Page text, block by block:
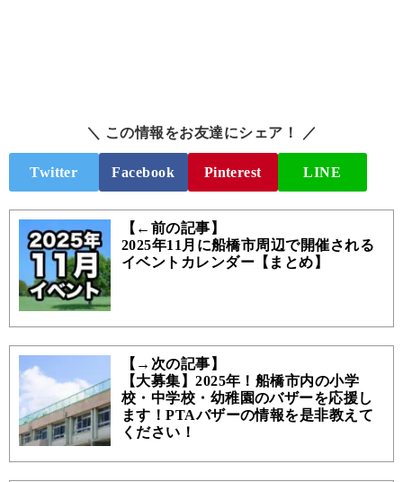
＼ この情報をお友達にシェア！ ／
Twitter Facebook Pinterest LINE
【←前の記事】
2025年11月に船橋市周辺で開催される
イベントカレンダー【まとめ】
【→次の記事】
【大募集】2025年！船橋市内の小学
校・中学校・幼稚園のバザーを応援し
ます！PTAバザーの情報を是非教えて
ください！